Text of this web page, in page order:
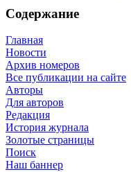
Содержание
Главная
Новости
Архив номеров
Все публикации на сайте
Авторы
Для авторов
Редакция
История журнала
Золотые страницы
Поиск
Наш баннер